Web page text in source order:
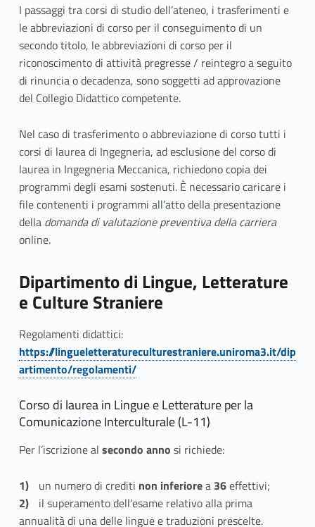
I passaggi tra corsi di studio dell’ateneo, i trasferimenti e
le abbreviazioni di corso per il conseguimento di un
secondo titolo, le abbreviazioni di corso per il
riconoscimento di attività pregresse / reintegro a seguito
di rinuncia o decadenza, sono soggetti ad approvazione
del Collegio Didattico competente.
Nel caso di trasferimento o abbreviazione di corso tutti i
corsi di laurea di Ingegneria, ad esclusione del corso di
laurea in Ingegneria Meccanica, richiedono copia dei
programmi degli esami sostenuti. È necessario caricare i
file contenenti i programmi all’atto della presentazione
della domanda di valutazione preventiva della carriera
online.
Dipartimento di Lingue, Letterature
e Culture Straniere
Regolamenti didattici:
https://lingueletteratureculturestraniere.uniroma3.it/dip
artimento/regolamenti/
Corso di laurea in Lingue e Letterature per la
Comunicazione Interculturale (L-11)
Per l’iscrizione al secondo anno si richiede:
un numero di crediti non inferiorea 36effettivi;
il superamento dell’esame relativo alla prima
annualità di una delle lingue e traduzioni prescelte.